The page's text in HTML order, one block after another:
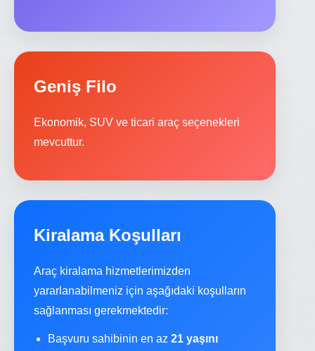
Geniş Filo
Ekonomik, SUV ve ticari araç seçenekleri
mevcuttur.
Kiralama Koşulları
Araç kiralama hizmetlerimizden
yararlanabilmeniz için aşağıdaki koşulların
sağlanması gerekmektedir:
Başvuru sahibinin en az 21 yaşını